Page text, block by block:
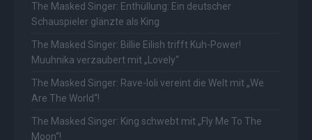
The Masked Singer: Enthüllung: Ein deutscher
Schauspieler glänzte als King
The Masked Singer: Billie Eilish trifft Kuh-Power!
Muuhnika verzaubert mit „Lovely“
The Masked Singer: Rave-Ioli vereint die Welt mit „We
Are The World“!
The Masked Singer: King schwebt mit „Fly Me To The
Moon“!